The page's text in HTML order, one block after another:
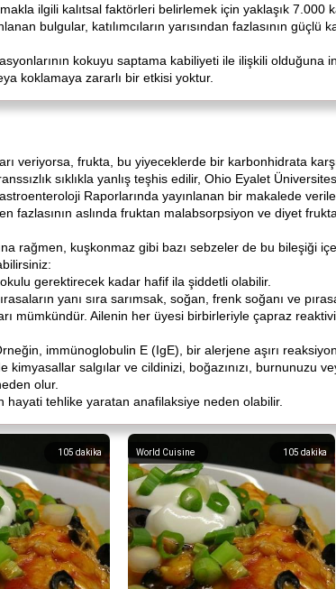
ilgili kalıtsal faktörleri belirlemek için yaklaşık 7.000
bulgular, katılımcıların yarısından fazlasının
kokuyu saptama kabiliyeti ile ilişkili olduğuna
koklamaya zararlı bir etkisi yoktur.
veriyorsa, frukta, bu yiyeceklerde bir karbonhidrata
sıklıkla yanlış teşhis edilir, Ohio Eyalet
Raporlarında yayınlanan bir makalede
fazlasının aslında fruktan malabsorpsiyon ve diyet
rağmen, kuşkonmaz gibi bazı sebzeler de bu bileşiği
gerektirecek kadar hafif ila şiddetli olabilir.
yanı sıra sarımsak, soğan, frenk soğanı ve
mümkündür. Ailenin her üyesi birbirleriyle çapraz
immünoglobulin E (IgE), bir alerjene aşırı
salgılar ve cildinizi, boğazınızı, burnunuzu
olur.
hayati tehlike yaratan anafilaksiye neden olabilir.
105 dakika 105 dakika
World Cuisine